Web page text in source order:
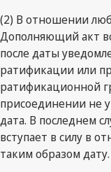
(2) В отношении
Дополняющий акт
после даты
ратификации или
ратификационной
присоединении не
дата. В последнем
вступает в силу в
таким образом дату.